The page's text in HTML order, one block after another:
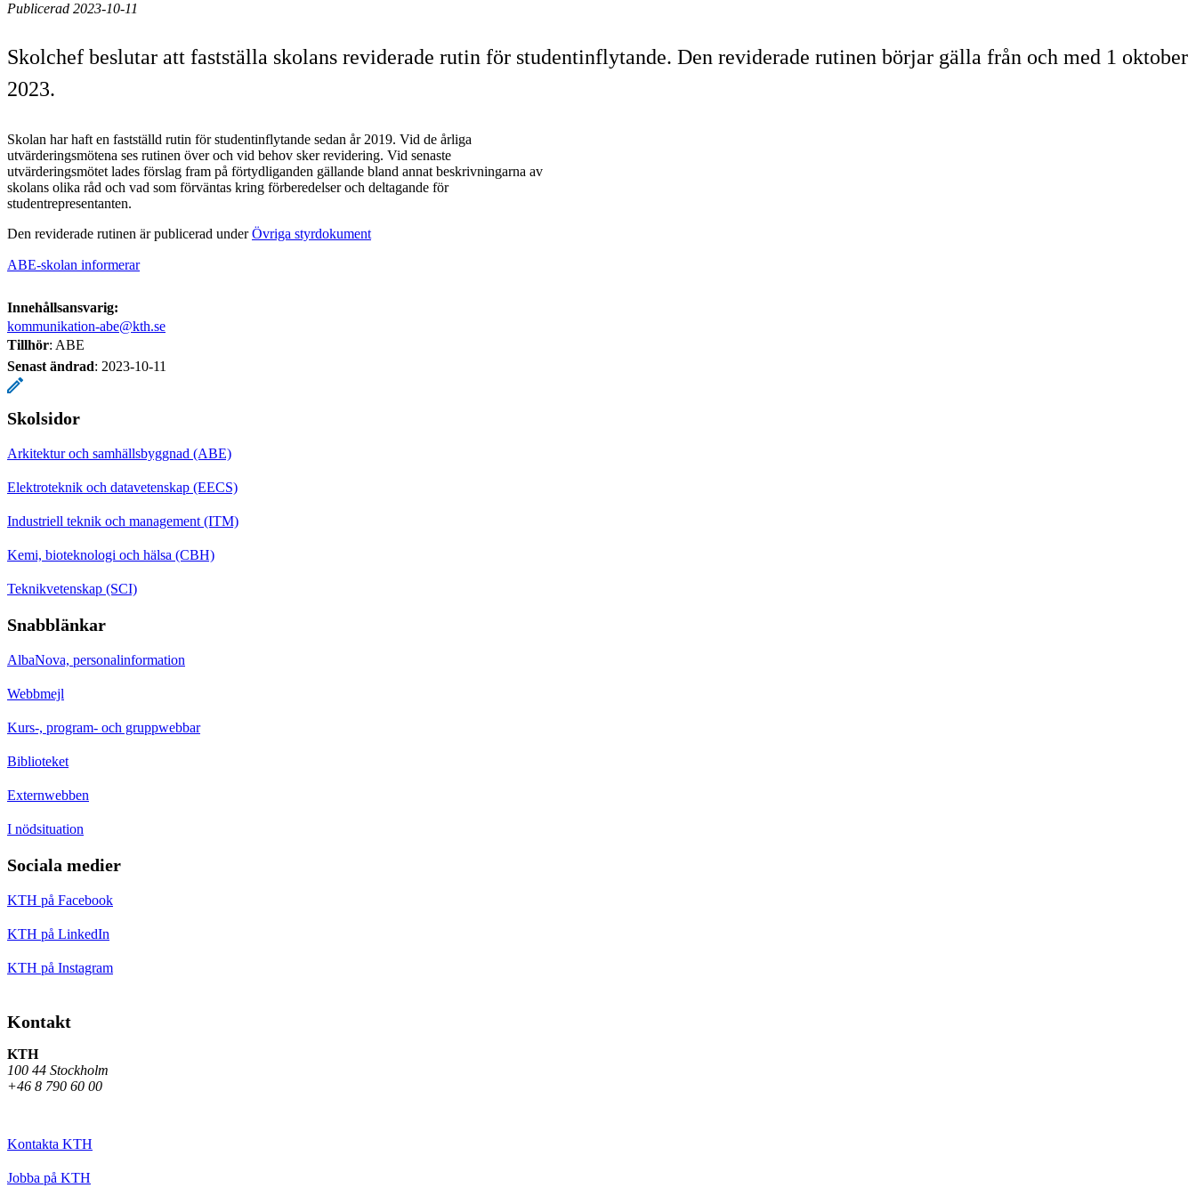
Publicerad 2023-10-11
Skolchef beslutar att fastställa skolans reviderade rutin för studentinflytande. Den reviderade rutinen börjar gälla från och med 1 oktober
2023.
Skolan har haft en fastställd rutin för studentinflytande sedan år 2019. Vid de årliga
utvärderingsmötena ses rutinen över och vid behov sker revidering. Vid senaste
utvärderingsmötet lades förslag fram på förtydliganden gällande bland annat beskrivningarna av
skolans olika råd och vad som förväntas kring förberedelser och deltagande för
studentrepresentanten.
Den reviderade rutinen är publicerad underÖvriga styrdokument
ABE-skolan informerar
Innehållsansvarig:
kommunikation-abe@kth.se
Tillhör: ABE
Senast ändrad: 2023-10-11
Skolsidor
Arkitektur och samhällsbyggnad (ABE)
Elektroteknik och datavetenskap (EECS)
Industriell teknik och management (ITM)
Kemi, bioteknologi och hälsa (CBH)
Teknikvetenskap (SCI)
Snabblänkar
AlbaNova, personalinformation
Webbmejl
Kurs-, program- och gruppwebbar
Biblioteket
Externwebben
I nödsituation
Sociala medier
KTH på Facebook
KTH på LinkedIn
KTH på Instagram
Kontakt
KTH
100 44 Stockholm
+46 8 790 60 00
Kontakta KTH
Jobba på KTH